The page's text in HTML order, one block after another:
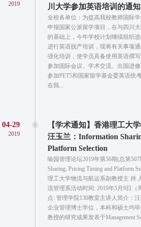
2019
川大学参加英语培训的通知
全校各单位：为提高我校教师国际
申报国家公派留学项目，在与四川
的基础上，今年学校计划继续组织
进行英语脱产培训，现将有关事项
强化培训，使学员具备使用英语撰
参加国际会议、学术交流、出国进
参加PET5和国家留学基金委英语统
在我...
04-29
2019
【学术通知】香港理工大
汪玉兰：Information
Platform Selection
喻园管理论坛2019年第56期(总第
Sharing, Pricing Timing and Platform
理工大学物流与航运系副教授主 持
流管理系活动时间: 2019年5月9日（
点: 管理学院130教室主讲人简介：
企业管理博士学位，本科和硕士均
教授的研究成果发表于Management